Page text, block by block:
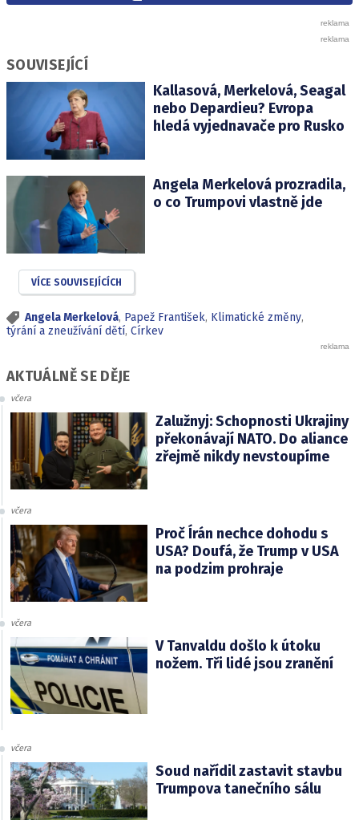
SOUVISEJÍCÍ
Kallasová, Merkelová, Seagal
nebo Depardieu? Evropa
hledá vyjednavače pro Rusko
Angela Merkelová prozradila,
o co Trumpovi vlastně jde
VÍCE SOUVISEJÍCÍCH
Angela Merkelová, Papež František, Klimatické změny,
týrání a zneužívání dětí, Církev
AKTUÁLNĚ SE DĚJE
včera
Zalužnyj: Schopnosti Ukrajiny
překonávají NATO. Do aliance
zřejmě nikdy nevstoupíme
včera
Proč Írán nechce dohodu s
USA? Doufá, že Trump v USA
na podzim prohraje
včera
V Tanvaldu došlo k útoku
nožem. Tři lidé jsou zranění
včera
Soud nařídil zastavit stavbu
Trumpova tanečního sálu